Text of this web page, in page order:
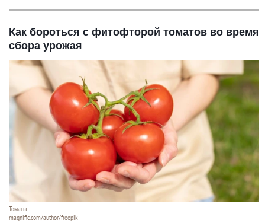
Как бороться с фитофторой томатов во время
сбора урожая
Томаты.
magnific.com/author/freepik